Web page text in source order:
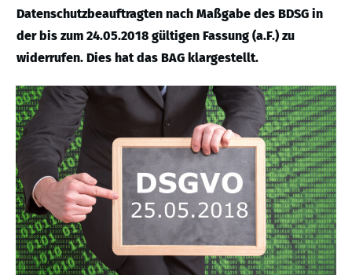
Datenschutzbeauftragten nach Maßgabe des BDSG in
der bis zum 24.05.2018 gültigen Fassung (a.F.) zu
widerrufen. Dies hat das BAG klargestellt.